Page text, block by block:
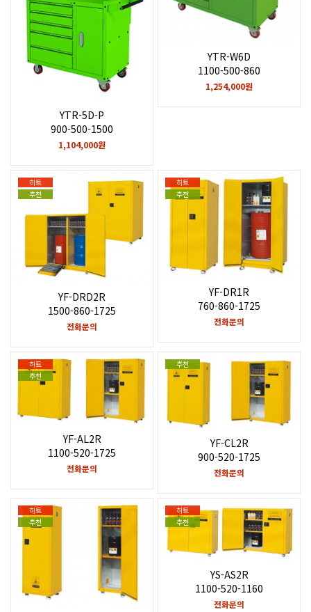
YTR-5D-P
900-500-1500
1,104,000원
YTR-W6D
1100-500-860
1,254,000원
히트
추천
YF-DRD2R
1500-860-1725
전화문의
히트
추천
YF-DR1R
760-860-1725
전화문의
히트
추천
YF-AL2R
1100-520-1725
전화문의
추천
YF-CL2R
900-520-1725
전화문의
히트
추천
히트
추천
YS-AS2R
1100-520-1160
전화문의